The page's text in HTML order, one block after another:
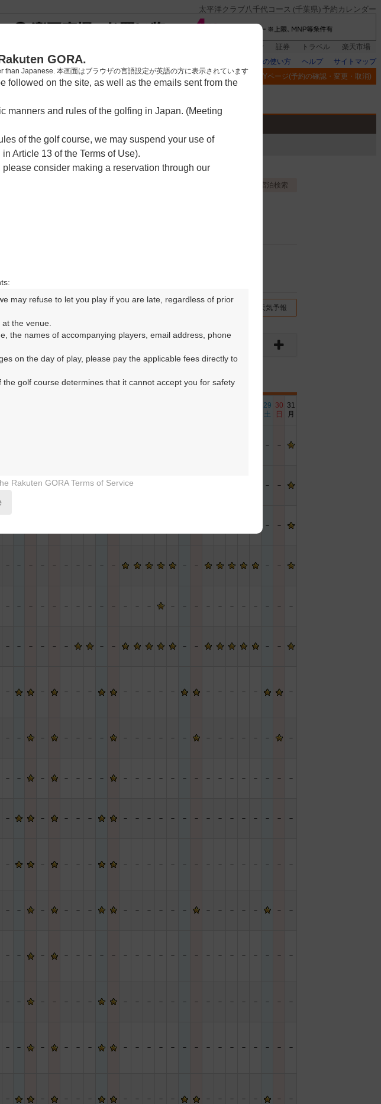
太平洋クラブ八千代コース (千葉県) 予約カレンダー
証券 トラベル
楽天市場
楽天GORAの使い方
ヘルプ
サイトマップ
閲覧履歴
お気に入り MYページ(予約の確認・変更・取消)
宿泊検索
天気予報
ます。
29
土
30
日
31
月
－ －
－ － － － － － － － － － － －
－ －
－ － － － － － － － － － － － － －
－ － － － － － － － － － － － － － － － － － － － － － － －
－ － － － － － － － － － － －
－ － － － － － － － － － － － － － － －
－ － － － － － － － － － － － － － － － － － － －
－ － － － － － － － － － － － － － － － － － － － － －
－ － － － － － － － － － － － － － － － － － － －
－ － － － － － － － － － － － － － － － － － － －
－ － － － － － － － － － － － － － － － － － －
－ － － － － － － － － － － － － － － － － － － － － － －
－ － － － － － － － － － － － － － － － － － － － － －
－ － － － － － － － － － － － － － － － － － － － －
－ － － － － － － － － － － － － － － － －
GORA.
Japanese. 本画面はブラウザの言語設定が英語の方に表示されています
followed on the site, as well as the emails sent from the
manners and rules of the golfing in Japan. (Meeting
of the golf course, we may suspend your use of
Article 13 of the Terms of Use).
consider making a reservation through our
may refuse to let you play if you are late, regardless of prior
the venue.
the names of accompanying players, email address, phone
on the day of play, please pay the applicable fees directly to
golf course determines that it cannot accept you for safety
rules, manners, or warnings)
Rakuten GORA Terms of Service